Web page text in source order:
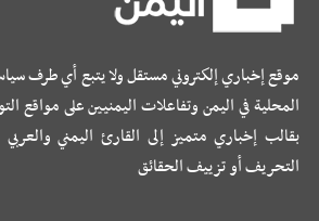
موقع إخباري إلكتروني مستقل ولا يتبع أي طرف
المحلية في اليمن وتفاعلات اليمنيين على مواقع
بقالب إخباري متميز إلى القارئ اليمني
التحريف أو تزييف الحقائق